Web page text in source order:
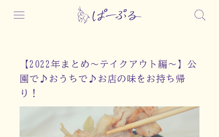
【2022年まとめ～テイクアウト編～】公
園で♪おうちで♪お店の味をお持ち帰
り！